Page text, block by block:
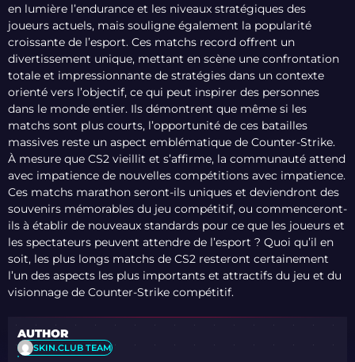
en lumière l’endurance et les niveaux stratégiques des
joueurs actuels, mais souligne également la popularité
croissante de l’esport. Ces matchs record offrent un
divertissement unique, mettant en scène une confrontation
totale et impressionnante de stratégies dans un contexte
orienté vers l’objectif, ce qui peut inspirer des personnes
dans le monde entier. Ils démontrent que même si les
matchs sont plus courts, l’opportunité de ces batailles
massives reste un aspect emblématique de Counter-Strike.
À mesure que CS2 vieillit et s’affirme, la communauté attend
avec impatience de nouvelles compétitions avec impatience.
Ces matchs marathon seront-ils uniques et deviendront des
souvenirs mémorables du jeu compétitif, ou commenceront-
ils à établir de nouveaux standards pour ce que les joueurs et
les spectateurs peuvent attendre de l’esport ? Quoi qu’il en
soit, les plus longs matchs de CS2 resteront certainement
l’un des aspects les plus importants et attractifs du jeu et du
visionnage de Counter-Strike compétitif.
AUTHOR
SKIN.CLUB TEAM